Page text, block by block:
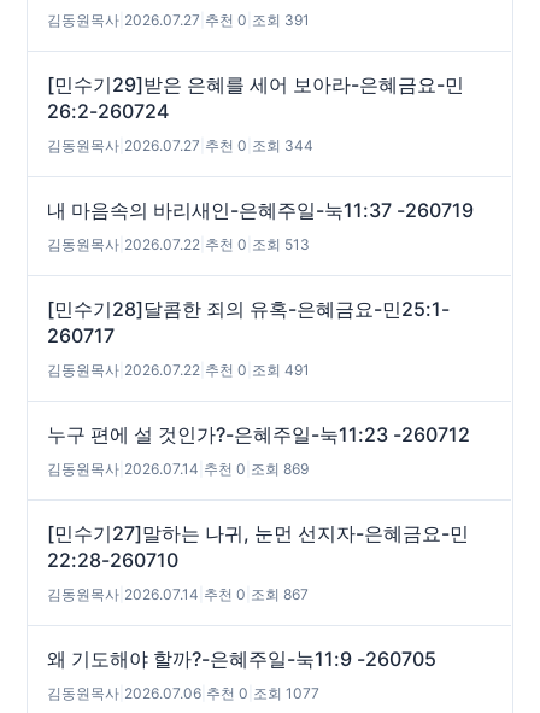
김동원목사 2026.07.27 추천 0 조회 391
[민수기29]받은 은혜를 세어 보아라-은혜금요-민
26:2-260724
김동원목사 2026.07.27 추천 0 조회 344
내 마음속의 바리새인-은혜주일-눅11:37 -260719
김동원목사 2026.07.22 추천 0 조회 513
[민수기28]달콤한 죄의 유혹-은혜금요-민25:1-
260717
김동원목사 2026.07.22 추천 0 조회 491
누구 편에 설 것인가?-은혜주일-눅11:23 -260712
김동원목사 2026.07.14 추천 0 조회 869
[민수기27]말하는 나귀, 눈먼 선지자-은혜금요-민
22:28-260710
김동원목사 2026.07.14 추천 0 조회 867
왜 기도해야 할까?-은혜주일-눅11:9 -260705
김동원목사 2026.07.06 추천 0 조회 1077